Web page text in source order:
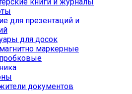
книги и журналы
для презентаций и
для досок
маркерные
документов